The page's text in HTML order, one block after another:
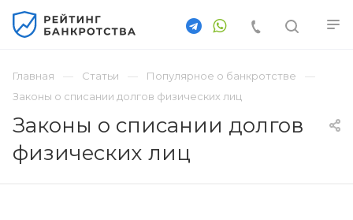
Главная Статьи
Популярное о банкротстве
Законы о списании долгов физических лиц
Законы о списании долгов
физических лиц